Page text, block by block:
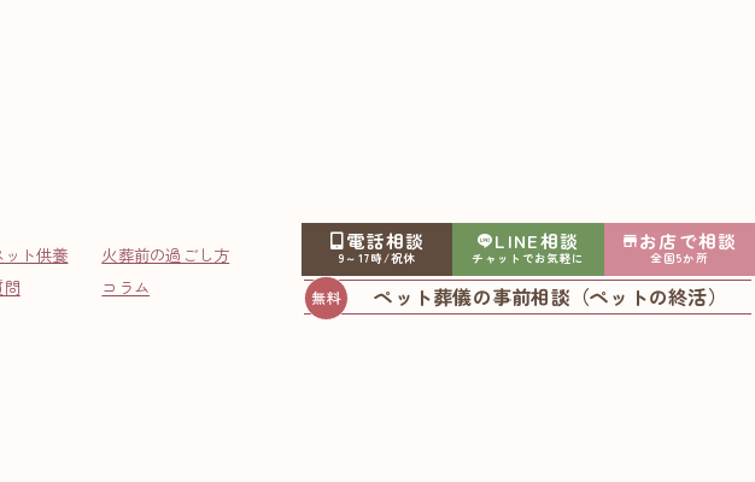
ト供養
火葬前の過ごし方
問
コラム
電話相談
9～17時/祝休
LINE相談
チャットでお気軽に
お店で相談
全国5か所
ペット葬儀の事前相談（ペットの終活）
種類と選び方の基本